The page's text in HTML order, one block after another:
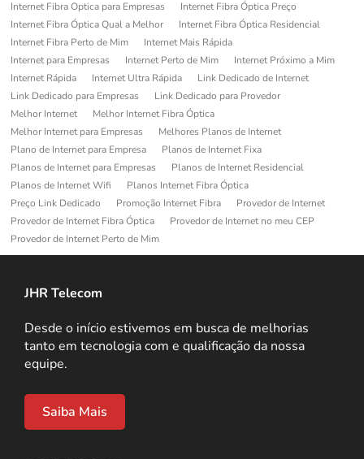
Internet Fibra Optica para Empresas
Internet Fibra Óptica Preço
Internet Fibra Óptica Qual a Melhor
Internet Fibra Óptica Residencial
Internet Fibra Perto de Mim
Internet Mais Rápida
Internet para Empresas
Internet Perto de Mim
Internet Próximo a Mim
Internet Rápida
Internet Ultra Rápida
Link Dedicado de Internet
Link Dedicado para Empresas
Link Dedicado para Provedor
Melhor Internet
Melhor Internet Fibra Óptica
Melhor Internet para Empresas
Melhores Planos de Internet
Plano de Internet para Empresa
Planos de Internet Fixa
Planos de Internet para Empresas
Planos de Internet Residencial
Planos de Internet Wifi
Planos Internet Fibra Óptica
Preço Link Dedicado
Promoção Internet Fibra
Provedor de Internet
Provedor de Internet Fibra Óptica
Provedor de Internet no meu CEP
Provedor de Internet Perto de Mim
JHR Telecom
Desde o início estivemos em busca de melhorias
tanto em tecnologia com e qualificação da nossa
equipe.
Saiba Mais